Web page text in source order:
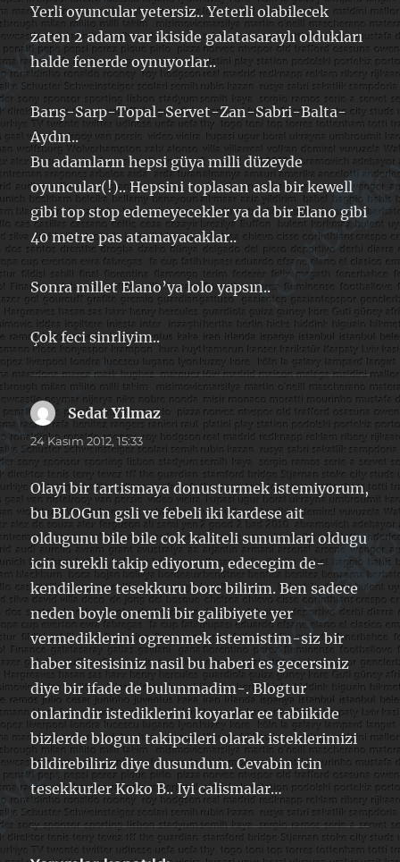
Yerli oyuncular yetersiz.. Yeterli olabilecek
zaten 2 adam var ikiside galatasaraylı oldukları
halde fenerde oynuyorlar..
Barış-Sarp-Topal-Servet-Zan-Sabri-Balta-
Aydın..
Bu adamların hepsi güya milli düzeyde
oyuncular(!).. Hepsini toplasan asla bir kewell
gibi top stop edemeyecekler ya da bir Elano gibi
40 metre pas atamayacaklar..
Sonra millet Elano’ya lolo yapsın..
Çok feci sinrliyim..
Sedat Yilmazdedi
ki:
24 Kasım 2012, 15:33
Olayi bir tartismaya donusturmek istemiyorum,
bu BLOGun gsli ve febeli iki kardese ait
oldugunu bile bile cok kaliteli sunumlari oldugu
icin surekli takip ediyorum, edecegim de-
kendilerine tesekkuru borc bilirim. Ben sadece
neden boyle onemli bir galibiyete yer
vermediklerini ogrenmek istemistim-siz bir
haber sitesisiniz nasil bu haberi es gecersiniz
diye bir ifade de bulunmadim-. Blogtur
onlarindir istediklerini koyarlar ee tabiikide
bizlerde blogun takipcileri olarak isteklerimizi
bildirebiliriz diye dusundum. Cevabin icin
tesekkurler Koko B.. Iyi calismalar…